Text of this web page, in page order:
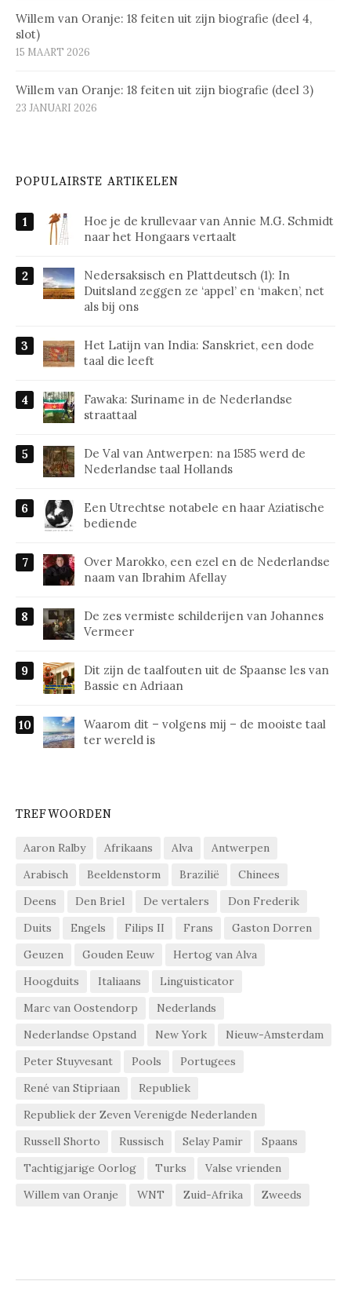
Willem van Oranje: 18 feiten uit zijn biografie (deel 4,
slot)
15 MAART 2026
Willem van Oranje: 18 feiten uit zijn biografie (deel 3)
23 JANUARI 2026
POPULAIRSTE ARTIKELEN
Hoe je de krullevaar van Annie M.G. Schmidt
naar het Hongaars vertaalt
Nedersaksisch en Plattdeutsch (1): In
Duitsland zeggen ze ‘appel’ en ‘maken’, net
als bij ons
Het Latijn van India: Sanskriet, een dode
taal die leeft
Fawaka: Suriname in de Nederlandse
straattaal
De Val van Antwerpen: na 1585 werd de
Nederlandse taal Hollands
Een Utrechtse notabele en haar Aziatische
bediende
Over Marokko, een ezel en de Nederlandse
naam van Ibrahim Afellay
De zes vermiste schilderijen van Johannes
Vermeer
Dit zijn de taalfouten uit de Spaanse les van
Bassie en Adriaan
Waarom dit – volgens mij – de mooiste taal
ter wereld is
TREFWOORDEN
Aaron Ralby Afrikaans Alva
Antwerpen
Arabisch
Beeldenstorm Brazilië
Chinees
Deens
Den Briel De vertalers
Don Frederik
Duits
Engels Filips II Frans
Gaston Dorren
Geuzen
Gouden Eeuw
Hertog van Alva
Hoogduits
Italiaans
Linguisticator
Marc van Oostendorp
Nederlands
Nederlandse Opstand
New York
Nieuw-Amsterdam
Peter Stuyvesant
Pools
Portugees
René van Stipriaan
Republiek
Republiek der Zeven Verenigde Nederlanden
Russell Shorto
Russisch Selay Pamir
Spaans
Tachtigjarige Oorlog
Turks
Valse vrienden
Willem van Oranje
WNT Zuid-Afrika Zweeds